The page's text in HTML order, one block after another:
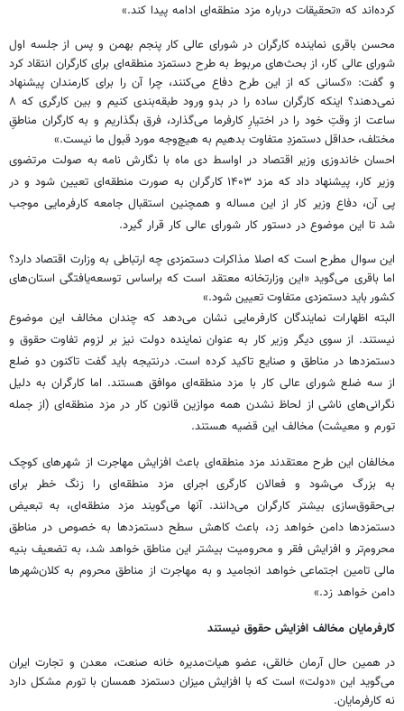
کرده‌اند که «تحقیقات درباره مزد منطقه‌ای ادامه پیدا کند.»
محسن باقری نماینده کارگران در شورای عالی کار پنجم بهمن و پس از جلسه اول
شورای عالی کار، از بحث‌های مربوط به طرح دستمزد منطقه‌ای برای کارگران انتقاد کرد
و گفت: «کسانی که از این طرح دفاع می‌کنند، چرا آن را برای کارمندان پیشنهاد
نمی‌دهند؟ اینکه کارگران ساده را در بدو ورود طبقه‌بندی کنیم و بین کارگری که ۸
ساعت از وقتِ خود را در اختیارِ کارفرما می‌گذارد، فرق بگذاریم و به کارگران مناطقِ
مختلف، حداقل دستمزدِ متفاوت بدهیم به هیچ‌وجه مورد قبول ما نیست.»
احسان خاندوزی وزیر اقتصاد در اواسط دی ‌ماه با نگارش نامه به صولت مرتضوی
وزیر کار، پیشنهاد داد که مزد ۱۴۰۳ کارگران به ‌صورت منطقه‌ای تعیین شود و در
پی آن، دفاع وزیر کار از این مساله و همچنین استقبال جامعه کارفرمایی موجب
شد تا این موضوع در دستور کار شورای عالی کار قرار گیرد.
این سوال مطرح است که اصلا مذاکرات دستمزدی چه ارتباطی به وزارت اقتصاد دارد؟
اما باقری می‌گوید «این وزارتخانه معتقد است که براساس توسعه‌یافتگی استان‌های
کشور باید دستمزدی متفاوت تعیین شود.»
البته اظهارات نمایندگان کارفرمایی نشان می‌دهد که چندان مخالف این موضوع
نیستند. از سوی دیگر وزیر کار به عنوان نماینده دولت نیز بر لزوم تفاوت حقوق و
دستمزدها در مناطق و صنایع تاکید کرده است. درنتیجه باید گفت تاکنون دو ضلع
از سه ضلع شورای عالی کار با مزد منطقه‌ای موافق هستند. اما کارگران به دلیل
نگرانی‌های ناشی از لحاظ نشدن همه موازین قانون کار در مزد منطقه‌ای (از جمله
تورم و معیشت) مخالف این قضیه هستند.
مخالفان این طرح معتقدند مزد منطقه‌ای باعث افزایش مهاجرت از شهرهای کوچک
به بزرگ می‌شود و فعالان کارگری اجرای مزد منطقه‌ای را زنگ خطر برای
بی‌حقوق‌سازی بیشتر کارگران می‌دانند. آنها می‌گویند مزد منطقه‌ای، به تبعیض
دستمزدها دامن خواهد زد، باعث کاهش سطح دستمزدها به خصوص در مناطق
محروم‌تر و افزایش فقر و محرومیت بیشتر این مناطق خواهد شد، به تضعیف بنیه
مالی تامین اجتماعی خواهد انجامید و به مهاجرت از مناطق محروم به کلان‌شهرها
دامن خواهد زد.»
کارفرمایان مخالف افزایش حقوق نیستند
در همین حال آرمان خالقی، عضو هیات‌مدیره خانه صنعت، معدن و تجارت ایران
می‌گوید این «دولت» است که با افزایش میزان دستمزد همسان با تورم مشکل دارد
نه کارفرمایان.